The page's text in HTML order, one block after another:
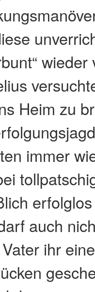
Heim zu
immer
auch
ihr